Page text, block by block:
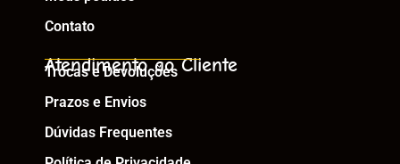
Contato
Atendimento ao Cliente
Trocas e Devoluções
Prazos e Envios
Dúvidas Frequentes